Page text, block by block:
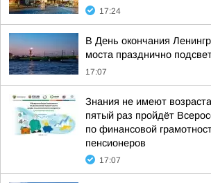
17:24
В День окончания
моста празднично
17:07
Знания не имеют
пятый раз пройдёт
по финансовой
пенсионеров
17:07